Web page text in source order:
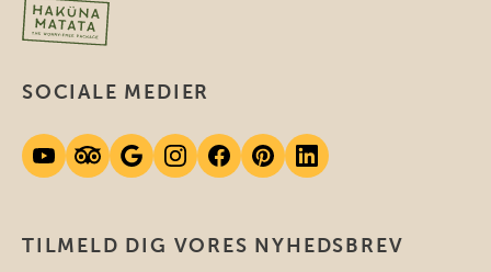
TILMELD DIG VORES NYHEDSBREV
SOCIALE MEDIER